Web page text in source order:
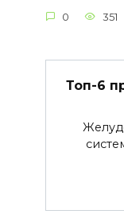
0 351
Топ-6